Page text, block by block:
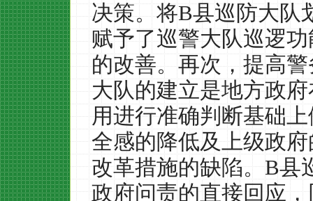
决策。将B县巡防大队
赋予了巡警大队巡逻
的改善。再次，提高
大队的建立是地方政
用进行准确判断基础
全感的降低及上级政
改革措施的缺陷。B县
政府问责的直接回应